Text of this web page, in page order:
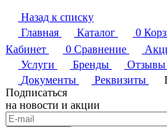
Назад к списку
Главная
Каталог 0
Кабинет
0 Сравнение
Услуги
Бренды Отзывы
Документы
Реквизиты
Подписаться
на новости и акции